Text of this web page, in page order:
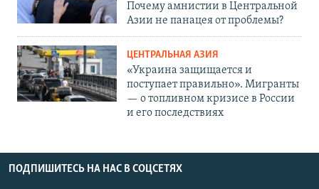
Почему амнистии в Центральной
Азии не панацея от проблемы?
ЦЕНТРАЛЬНАЯ АЗИЯ
«Украина защищается и
поступает правильно». Мигранты
— о топливном кризисе в России
и его последствиях
ПОДПИШИТЕСЬ НА НАС В СОЦСЕТЯХ